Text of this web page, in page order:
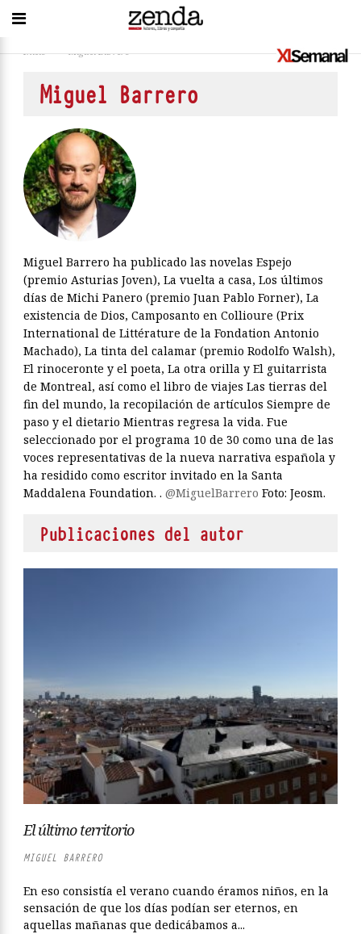
Inicio > Miguel Barrero
Miguel Barrero
Miguel Barrero ha publicado las novelas Espejo
(premio Asturias Joven), La vuelta a casa, Los últimos
días de Michi Panero (premio Juan Pablo Forner), La
existencia de Dios, Camposanto en Collioure (Prix
International de Littérature de la Fondation Antonio
Machado), La tinta del calamar (premio Rodolfo Walsh),
El rinoceronte y el poeta, La otra orilla y El guitarrista
de Montreal, así como el libro de viajes Las tierras del
fin del mundo, la recopilación de artículos Siempre de
paso y el dietario Mientras regresa la vida. Fue
seleccionado por el programa 10 de 30 como una de las
voces representativas de la nueva narrativa española y
ha residido como escritor invitado en la Santa
Maddalena Foundation. . @MiguelBarrero Foto: Jeosm.
Publicaciones del autor
El último territorio
MIGUEL BARRERO
En eso consistía el verano cuando éramos niños, en la
sensación de que los días podían ser eternos, en
aquellas mañanas que dedicábamos a...